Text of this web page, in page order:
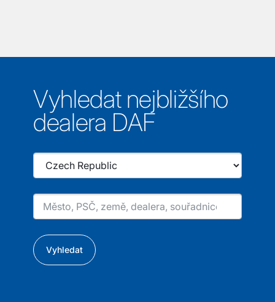
Vyhledat nejbližšího
dealera DAF
Vyhledat